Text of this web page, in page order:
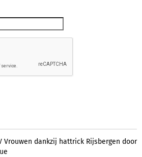
Vrouwen dankzij hattrick Rijsbergen door